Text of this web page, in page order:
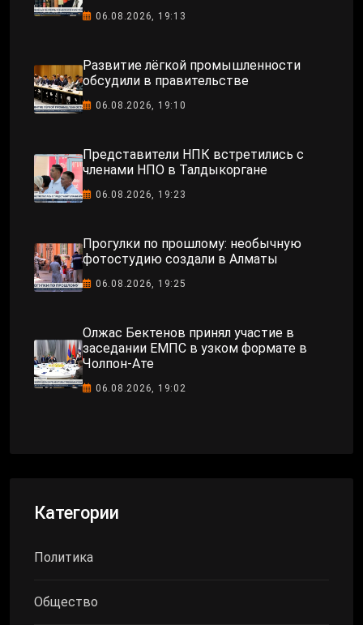
06.08.2026, 19:13
Развитие лёгкой промышленности
обсудили в правительстве
06.08.2026, 19:10
Представители НПК встретились с
членами НПО в Талдыкоргане
06.08.2026, 19:23
Прогулки по прошлому: необычную
фотостудию создали в Алматы
06.08.2026, 19:25
Олжас Бектенов принял участие в
заседании ЕМПС в узком формате в
Чолпон-Ате
06.08.2026, 19:02
Категории
Политика
Общество